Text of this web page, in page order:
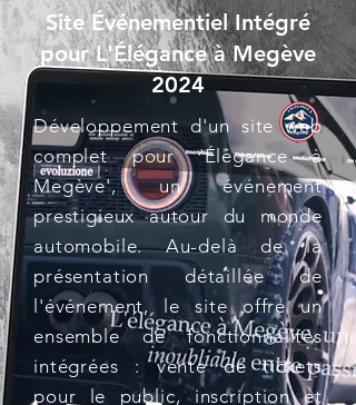
Site Événementiel Intégré
pour L'Élégance à Megève
2024
Développement d'un site web
complet pour 'Élégance à
Megève', un événement
prestigieux autour du monde
automobile. Au-delà de la
présentation détaillée de
l'événement, le site offre un
ensemble de fonctionnalités
intégrées : vente de tickets
pour le public, inscription et